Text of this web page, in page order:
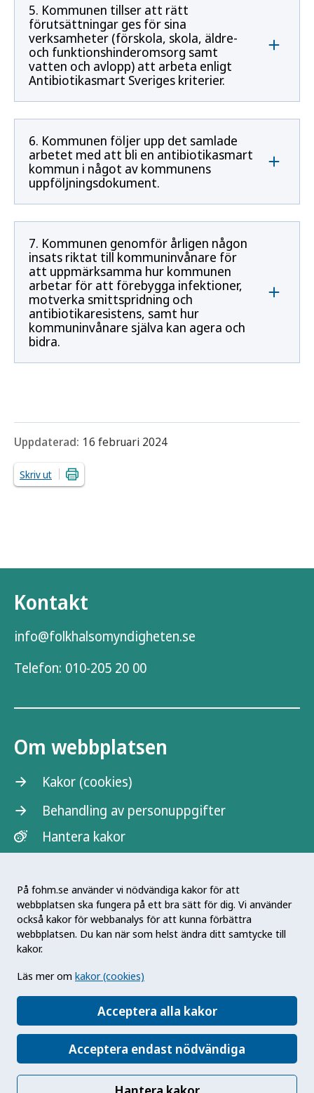
På fohm.se använder vi nödvändiga kakor för att
webbplatsen ska fungera på ett bra sätt för dig. Vi använder
också kakor för webbanalys för att kunna förbättra
webbplatsen. Du kan när som helst ändra ditt samtycke till
kakor.
Läs mer om kakor (cookies)
Acceptera alla kakor
Acceptera endast nödvändiga
5. Kommunen tillser att rätt
förutsättningar ges för sina
verksamheter (förskola, skola, äldre-
och funktionshinderomsorg samt
vatten och avlopp) att arbeta enligt
Antibiotikasmart Sveriges kriterier.
6. Kommunen följer upp det samlade
arbetet med att bli en antibiotikasmart
kommun i något av kommunens
uppföljningsdokument.
7. Kommunen genomför årligen någon
insats riktat till kommuninvånare för
att uppmärksamma hur kommunen
arbetar för att förebygga infektioner,
motverka smittspridning och
antibiotikaresistens, samt hur
kommuninvånare själva kan agera och
bidra.
Uppdaterad: 16 februari 2024
Skriv ut
Kontakt
info@folkhalsomyndigheten.se
Telefon: 010-205 20 00
Om webbplatsen
Kakor (cookies)
Behandling av personuppgifter
Hantera kakor
som ägs av Strama Stockholm.
Antibiotikasmart® Sverige har utvecklats med
stöd av Vinnova.